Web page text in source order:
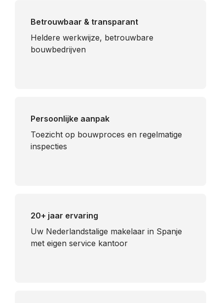
Betrouwbaar & transparant
Heldere werkwijze, betrouwbare
bouwbedrijven
Persoonlijke aanpak
Toezicht op bouwproces en regelmatige
inspecties
20+ jaar ervaring
Uw Nederlandstalige makelaar in Spanje
met eigen service kantoor